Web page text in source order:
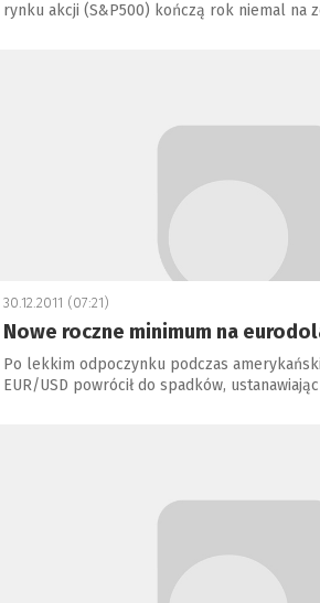
rynku akcji (S&P500) kończą rok niemal na
30.12.2011 (07:21)
Nowe roczne minimum na
Po lekkim odpoczynku podczas
EUR/USD powrócił do spadków,